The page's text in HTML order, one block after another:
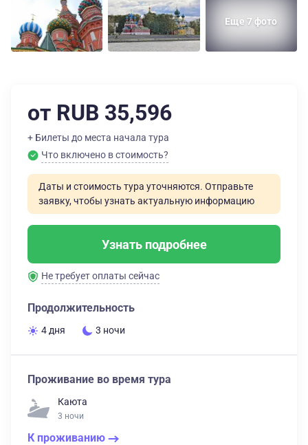
Еще 7 фото
от RUB 35,596
+ Билеты до места начала тура
Что включено в стоимость?
Даты и стоимость тура уточняются. Отправьте
заявку, чтобы узнать актуальную информацию
Узнать подробнее
Не требует оплаты сейчас
Продолжительность
4 дня 3 ночи
Проживание во время тура
Каюта
3 ночи
К проживанию